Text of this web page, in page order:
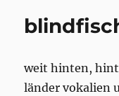
weit hinten,
länder vokalien